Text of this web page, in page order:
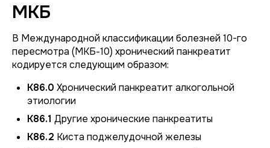
МКБ
В Международной классификации болезней 10-го
пересмотра (МКБ-10) хронический панкреатит
кодируется следующим образом:
K86.0 Хронический панкреатит алкогольной
этиологии
K86.1 Другие хронические панкреатиты
K86.2 Киста поджелудочной железы